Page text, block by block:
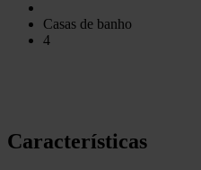
Casas de banho
4
Características